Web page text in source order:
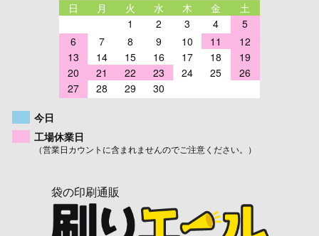
日 月 火 水 木 金
土
1
2 3 4
5
6
7 8 9 10 11
12
13
14 15 16 17 18
19
20
21 22 23 24 25
26
27
28 29 30
今日
工場休業日
（営業日カウントに含まれませんのでご注意ください。）
袋の印刷通販